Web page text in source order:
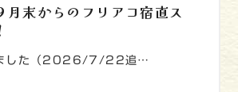
月末からのフリアコ宿直ス
ました（2026/7/22追…